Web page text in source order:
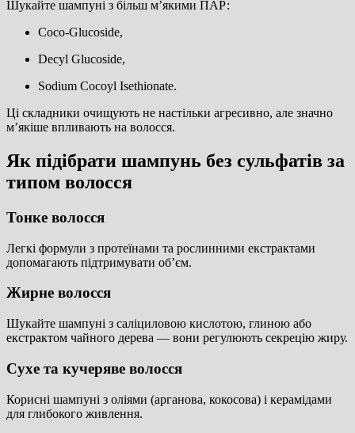
Шукайте шампуні з більш м’якими ПАР:
Coco-Glucoside,
Decyl Glucoside,
Sodium Cocoyl Isethionate.
Ці складники очищують не настільки агресивно, але значно
м’якіше впливають на волосся.
Як підібрати шампунь без сульфатів за
типом волосся
Тонке волосся
Легкі формули з протеїнами та рослинними екстрактами
допомагають підтримувати об’єм.
Жирне волосся
Шукайте шампуні з саліциловою кислотою, глиною або
екстрактом чайного дерева — вони регулюють секрецію жиру.
Сухе та кучеряве волосся
Корисні шампуні з оліями (арганова, кокосова) і керамідами
для глибокого живлення.